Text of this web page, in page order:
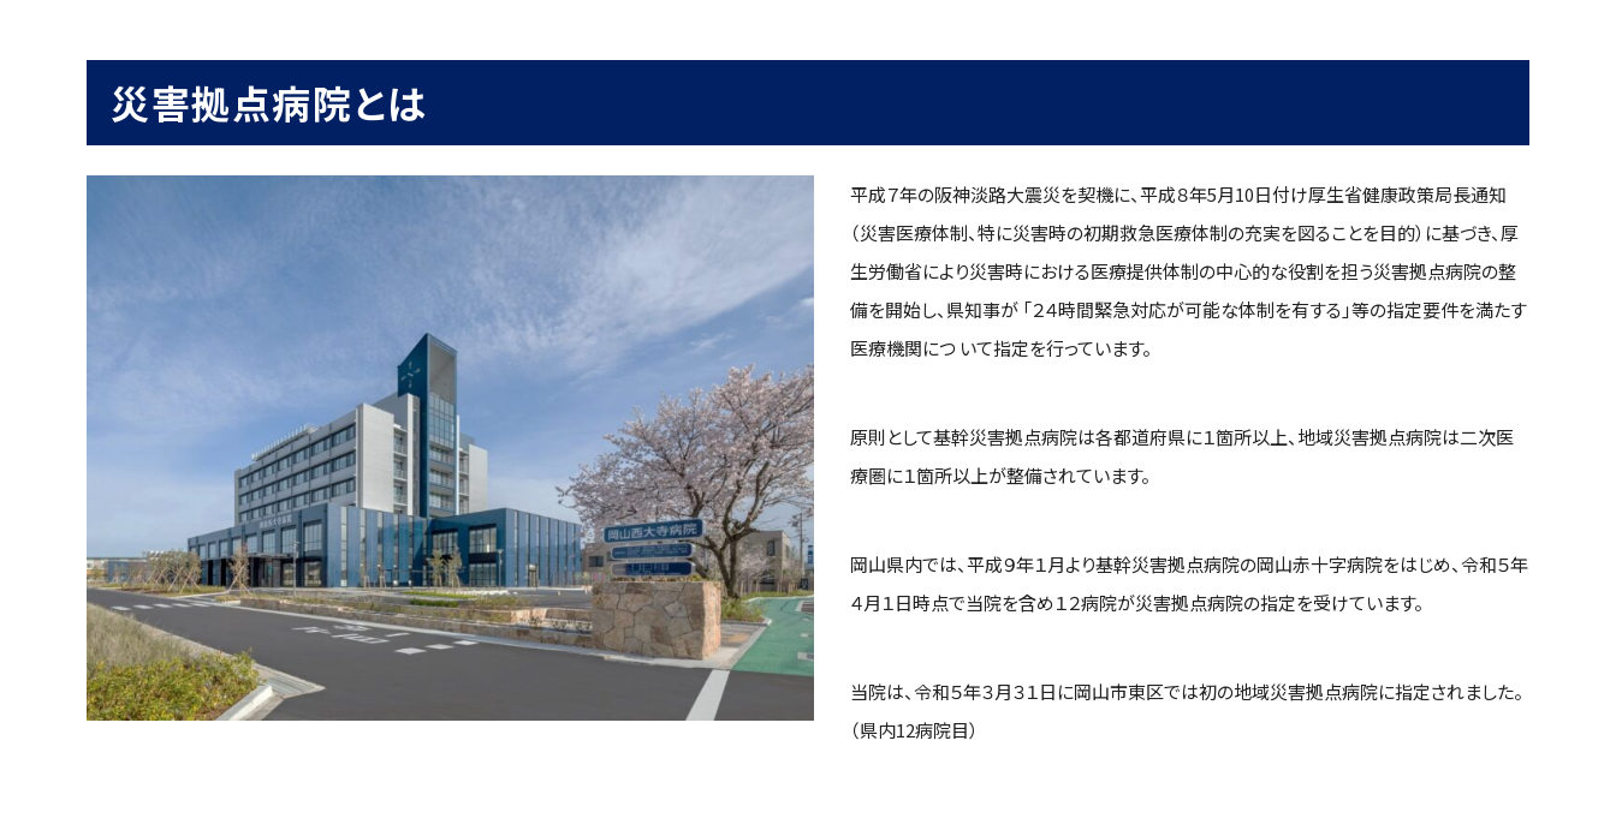
災害拠点病院とは
平成７年の阪神淡路大震災を契機に、平成８年5月10日付け厚生省健康政策局長通知
（災害医療体制、特に災害時の初期救急医療体制の充実を図ることを目的）に基づき、厚
生労働省により災害時における医療提供体制の中心的な役割を担う災害拠点病院の整
備を開始し、県知事が 「２４時間緊急対応が可能な体制を有する」等の指定要件を満たす
医療機関につ いて指定を行っています。
原則として基幹災害拠点病院は各都道府県に１箇所以上、地域災害拠点病院は二次医
療圏に１箇所以上が整備されています。
岡山県内では、平成９年１月より基幹災害拠点病院の岡山赤十字病院をはじめ、令和５年
４月１日時点で当院を含め１２病院が災害拠点病院の指定を受けています。
当院は、令和５年３月３１日に岡山市東区では初の地域災害拠点病院に指定されました。
（県内12病院目）